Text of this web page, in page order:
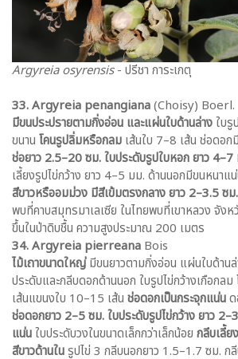
Argyreia osyrensis- ปรีชา การะเกตุ
33. Argyreia penangiana(Choisy) Boerl.
มีขนประปรายตามกิ่งอ่อน และแผ่นใบด้านล่างใบรู
ขนาน โคนรูปลิ่มหรือกลม เส้นใบ 7–8 เส้น ช่อดอ
ช่อยาว 2.5–20 ซม.ใบประดับรูปใบหอก ยาว 4–7
เลี้ยงรูปไข่กว้าง ยาว 4–5 มม. ด้านนอกมีขนหนา
สีขาวหรืออมม่วง มีสีเข้มตรงกลาง ยาว 2–3.5 ซม.
พบที่คาบสมุทรมาเลเซีย ในไทยพบที่เขาหลวง จัง
ขึ้นในป่าดิบชื้น ความสูงประมาณ 200 เมตร
34. Argyreia pierreana Bois
ไม้เถาขนาดใหญ่มีขนยาวตามกิ่งอ่อน แผ่นใบด้าน
ประดับและกลีบดอกด้านนอก ใบรูปไข่กว้างเกือกล
เส้นแขนงใบ 10–15 เส้น ช่อดอกเป็นกระจุกแน่น
ช่อดอกยาว 2–5 ซม. ใบประดับรูปไข่กว้าง ยาว
แน่นใบประดับวงในขนาดเล็กกว่าเล็กน้อย กลีบเลี้
สีขาวด้านในรูปไข่ 3 กลีบนอกยาว 1.5–1.7 ซม. กลี